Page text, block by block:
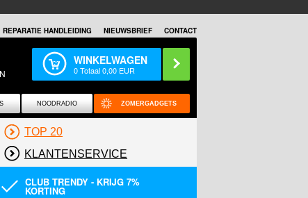
REPARATIE HANDLEIDING NIEUWSBRIEF CONTACT
WINKELWAGEN
0Totaal0,00 EUR
NOODRADIO ZOMERGADGETS
TOP 20
KLANTENSERVICE
CLUB TRENDY - KRIJG 7%
KORTING